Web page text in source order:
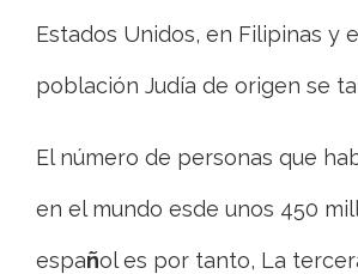
Estados Unidos, en Filipinas y
población Judía de origen se
El número de personas que
en el mundo esde unos 450
español es por tanto, La